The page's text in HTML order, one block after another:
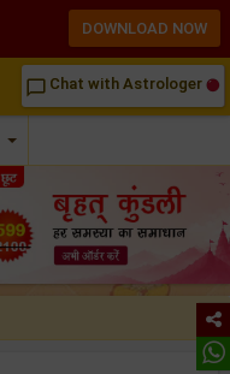
chat_bubble_outline Chat with Astrologer
DOWNLOAD NOW